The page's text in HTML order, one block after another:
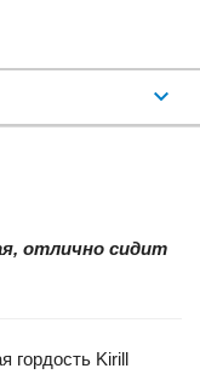
отлично сидит
гордость Kirill